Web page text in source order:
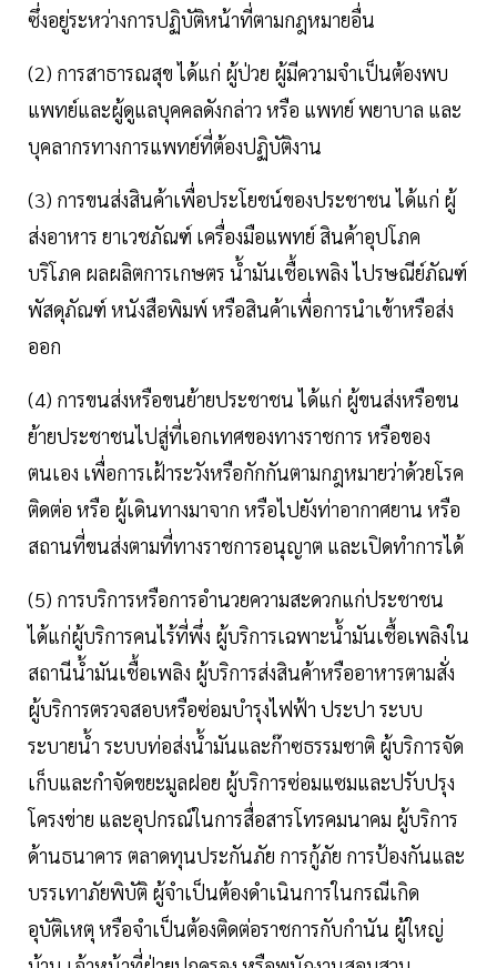
ซึ่งอยู่ระหว่างการปฏิบัติหน้าที่ตามกฎหมายอื่น
(2) การสาธารณสุข ได้แก่ ผู้ป่วย ผู้มีความจำเป็นต้องพบ
แพทย์และผู้ดูแลบุคคลดังกล่าว หรือ แพทย์ พยาบาล และ
บุคลากรทางการแพทย์ที่ต้องปฏิบัติงาน
(3) การขนส่งสินค้าเพื่อประโยชน์ของประชาชน ได้แก่ ผู้
ส่งอาหาร ยาเวชภัณฑ์ เครื่องมือแพทย์ สินค้าอุปโภค
บริโภค ผลผลิตการเกษตร น้ำมันเชื้อเพลิง ไปรษณีย์ภัณฑ์
พัสดุภัณฑ์ หนังสือพิมพ์ หรือสินค้าเพื่อการนำเข้าหรือส่ง
ออก
(4) การขนส่งหรือขนย้ายประชาชน ได้แก่ ผู้ขนส่งหรือขน
ย้ายประชาชนไปสู่ที่เอกเทศของทางราชการ หรือของ
ตนเอง เพื่อการเฝ้าระวังหรือกักกันตามกฎหมายว่าด้วยโรค
ติดต่อ หรือ ผู้เดินทางมาจาก หรือไปยังท่าอากาศยาน หรือ
สถานที่ขนส่งตามที่ทางราชการอนุญาต และเปิดทำการได้
(5) การบริการหรือการอำนวยความสะดวกแก่ประชาชน
ได้แก่ผู้บริการคนไร้ที่พึ่ง ผู้บริการเฉพาะน้ำมันเชื้อเพลิงใน
สถานีน้ำมันเชื้อเพลิง ผู้บริการส่งสินค้าหรืออาหารตามสั่ง
ผู้บริการตรวจสอบหรือซ่อมบำรุงไฟฟ้า ประปา ระบบ
ระบายน้ำ ระบบท่อส่งน้ำมันและก๊าซธรรมชาติ ผู้บริการจัด
เก็บและกำจัดขยะมูลฝอย ผู้บริการซ่อมแซมและปรับปรุง
โครงข่าย และอุปกรณ์ในการสื่อสารโทรคมนาคม ผู้บริการ
ด้านธนาคาร ตลาดทุนประกันภัย การกู้ภัย การป้องกันและ
บรรเทาภัยพิบัติ ผู้จำเป็นต้องดำเนินการในกรณีเกิด
อุบัติเหตุ หรือจำเป็นต้องติดต่อราชการกับกำนัน ผู้ใหญ่